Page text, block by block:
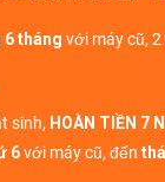
6 tháng với máy cũ, 2
sinh, HOÀN TIỀN 7
6với máy cũ, đến